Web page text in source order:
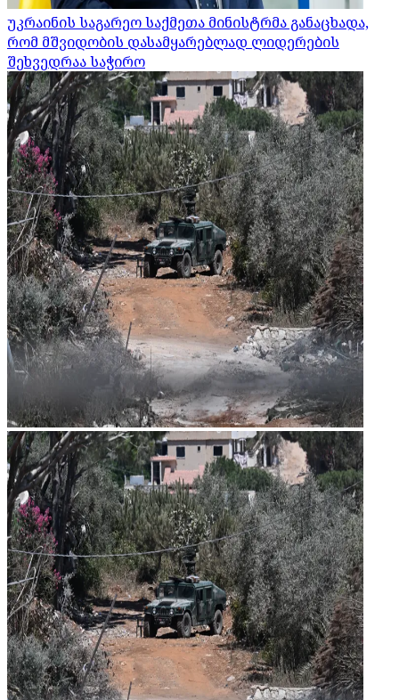
უკრაინის საგარეო საქმეთა მინისტრმა განაცხადა,
რომ მშვიდობის დასამყარებლად ლიდერების
შეხვედრაა საჭირო